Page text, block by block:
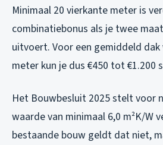
Minimaal 20 vierkante meter is
combinatiebonus als je twee
uitvoert. Voor een gemiddeld dak
meter kun je dus €450 tot €1.200
Het Bouwbesluit 2025 stelt voor
waarde van minimaal 6,0 m²K/W
bestaande bouw geldt dat niet,